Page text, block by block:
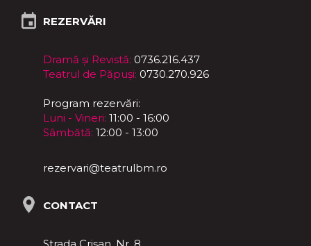
REZERVĂRI
Dramă și Revistă: 0736.216.437
Teatrul de Păpuși: 0730.270.926
Program rezervări:
Luni - Vineri: 11:00 - 16:00
Sâmbătă: 12:00 - 13:00
rezervari@teatrulbm.ro
CONTACT